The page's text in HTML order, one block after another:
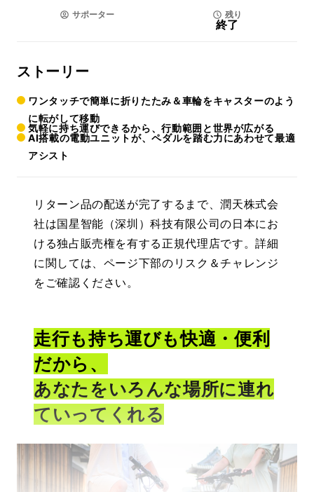
サポーター 残り
終了
ストーリー
ワンタッチで簡単に折りたたみ＆車輪をキャスターのよう
に転がして移動
気軽に持ち運びできるから、行動範囲と世界が広がる
AI搭載の電動ユニットが、ペダルを踏む力にあわせて最適
アシスト
リターン品の配送が完了するまで、潤天株式会
社は国星智能（深圳）科技有限公司の日本にお
ける独占販売権を有する正規代理店です。詳細
に関しては、ページ下部のリスク＆チャレンジ
をご確認ください。
走行も持ち運びも快適・便利
だから、
あなたをいろんな場所に連れ
ていってくれる